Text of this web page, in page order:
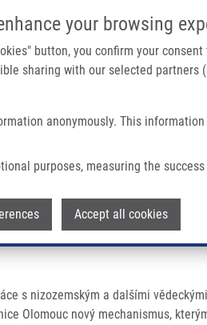
your browsing
button, you confirm your
sharing with our selected partners
anonymously. This
purposes, measuring the
Accept all cookies
Main
treatment with
s nizozemským a dalšími
Olomouc nový mechanismus,